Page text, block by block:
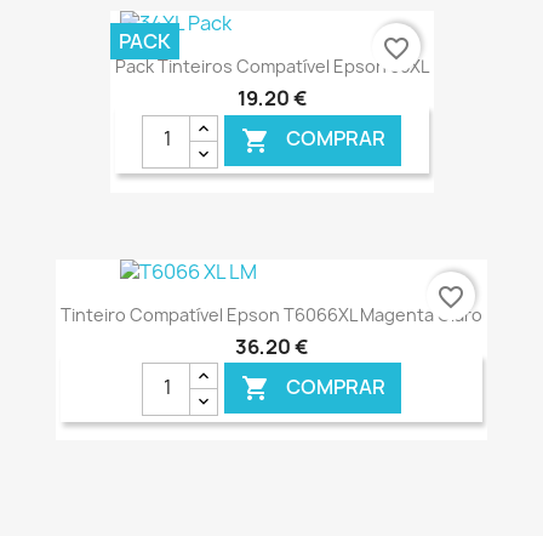
€ ONLINE
Pack Tinteiros Compatível Epson 35XL
19,20 €
 COMPRAR
PACK favorite_border
Tinteiro Compatível Epson T6066XL Magenta Claro
36,20 €
 COMPRAR
favorite_border